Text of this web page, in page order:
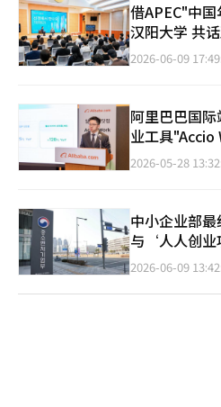
借APEC"中
汉阳大学 共
2026-06-09
阿里巴巴国
业工具"Accio
2026-05-28
中小企业部
与‘人人创
2026-06-09